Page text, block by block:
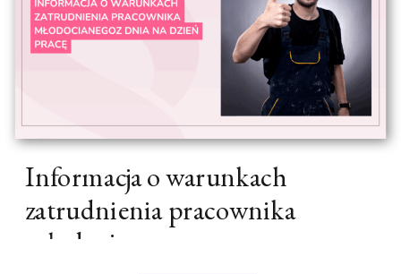
Informacja o warunkach
zatrudnienia pracownika
młodocianego